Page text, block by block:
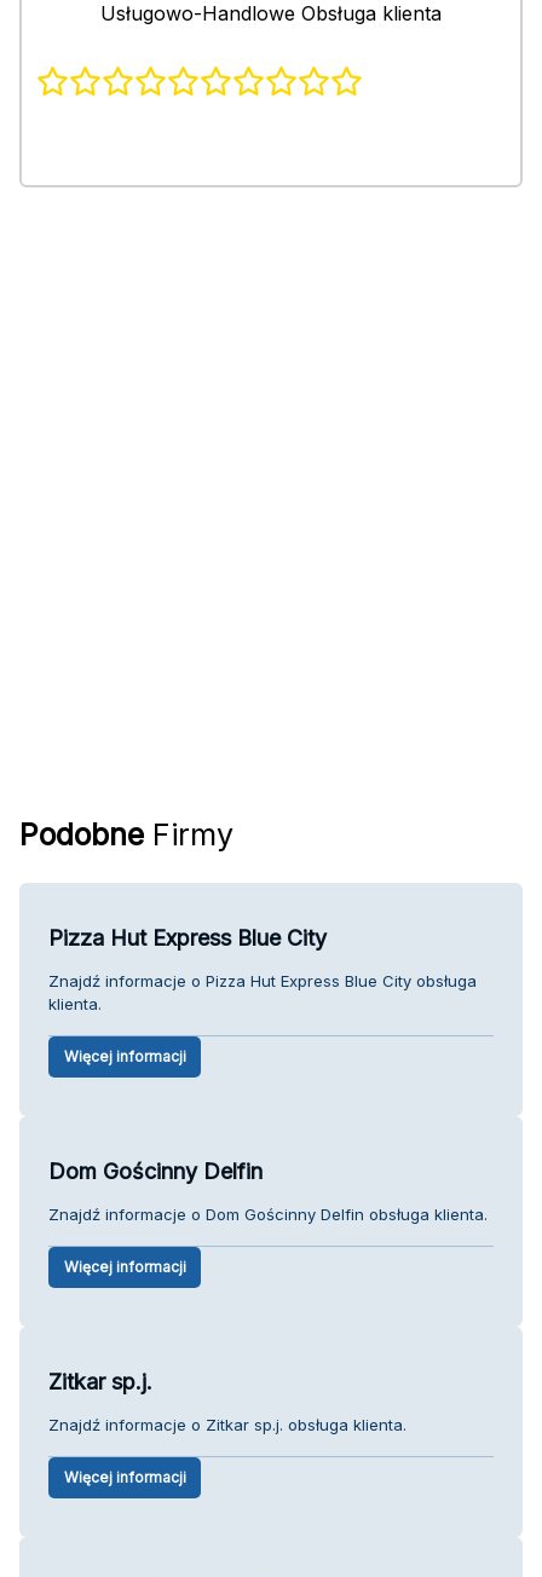
Usługowo-Handlowe Obsługa klienta
Podobne Firmy
Pizza Hut Express Blue City
Znajdź informacje o Pizza Hut Express Blue City obsługa
klienta.
Więcej informacji
Dom Gościnny Delfin
Znajdź informacje o Dom Gościnny Delfin obsługa klienta.
Więcej informacji
Zitkar sp.j.
Znajdź informacje o Zitkar sp.j. obsługa klienta.
Więcej informacji